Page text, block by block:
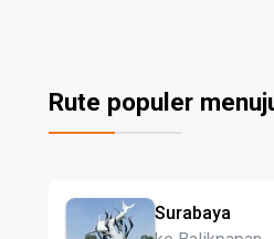
Rute populer
Surabaya